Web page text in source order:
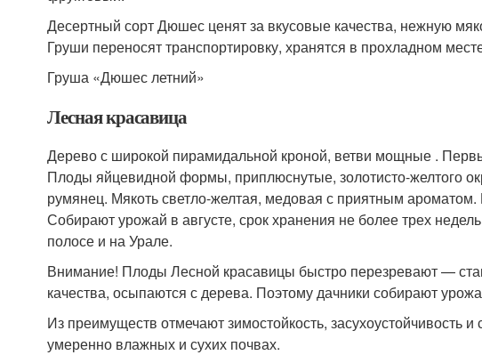
Десертный сорт Дюшес ценят за вкусовые качества, нежную
Груши переносят транспортировку, хранятся в прохладном
Груша «Дюшес летний»
Лесная красавица
Дерево с широкой пирамидальной кроной, ветви мощные .
Плоды яйцевидной формы, приплюснутые, золотисто-желтого
румянец. Мякоть светло-желтая, медовая с приятным
Собирают урожай в августе, срок хранения не более трех
полосе и на Урале.
Внимание! Плоды Лесной красавицы быстро перезревают —
качества, осыпаются с дерева. Поэтому дачники собирают
Из преимуществ отмечают зимостойкость, засухоустойчивость
умеренно влажных и сухих почвах.